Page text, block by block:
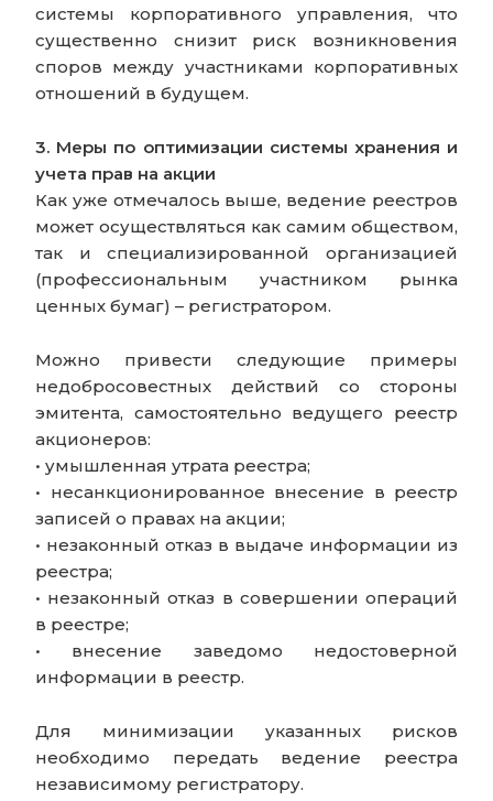
системы корпоративного управления, что
существенно снизит риск возникновения
споров между участниками корпоративных
отношений в будущем.
3. Меры по оптимизации системы хранения и
учета прав на акции
Как уже отмечалось выше, ведение реестров
может осуществляться как самим обществом,
так и специализированной организацией
(профессиональным участником рынка
ценных бумаг) – регистратором.
Можно привести следующие примеры
недобросовестных действий со стороны
эмитента, самостоятельно ведущего реестр
акционеров:
• умышленная утрата реестра;
• несанкционированное внесение в реестр
записей о правах на акции;
• незаконный отказ в выдаче информации из
реестра;
• незаконный отказ в совершении операций
в реестре;
• внесение заведомо недостоверной
информации в реестр.
Для минимизации указанных рисков
необходимо передать ведение реестра
независимому регистратору.